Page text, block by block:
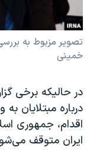
اسرائیل در جنگ
آرشیو پخش زنده
ورزش زنان در ایران
اعتراضات زن،
مجموعه مستندهای
دادگاه حمید نوری
چهل سال
قانون شفافیت
زبانهای مختلف
تصویر مزبوط به
خمینی
در حالیکه برخی
درباره مبتلایان
اقدام، جمهوری
ایران متوقف